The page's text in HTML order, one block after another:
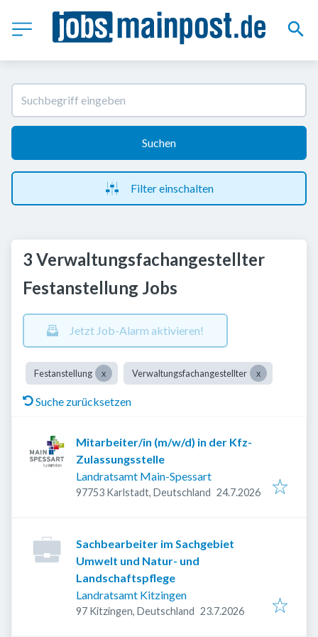
Suchen
Filter einschalten
3 Verwaltungsfachangestellter
Festanstellung Jobs
Jetzt Job-Alarm aktivieren!
Festanstellung Verwaltungsfachangestellter
Suche zurücksetzen
Mitarbeiter/in (m/w/d) in der Kfz-
Zulassungsstelle
Landratsamt Main-Spessart
97753 Karlstadt, Deutschland Veröffentlicht:
24.7.2026
Sachbearbeiter im Sachgebiet
Umwelt und Natur- und
Landschaftspflege
Landratsamt Kitzingen
97 Kitzingen, Deutschland Veröffentlicht
23.7.2026